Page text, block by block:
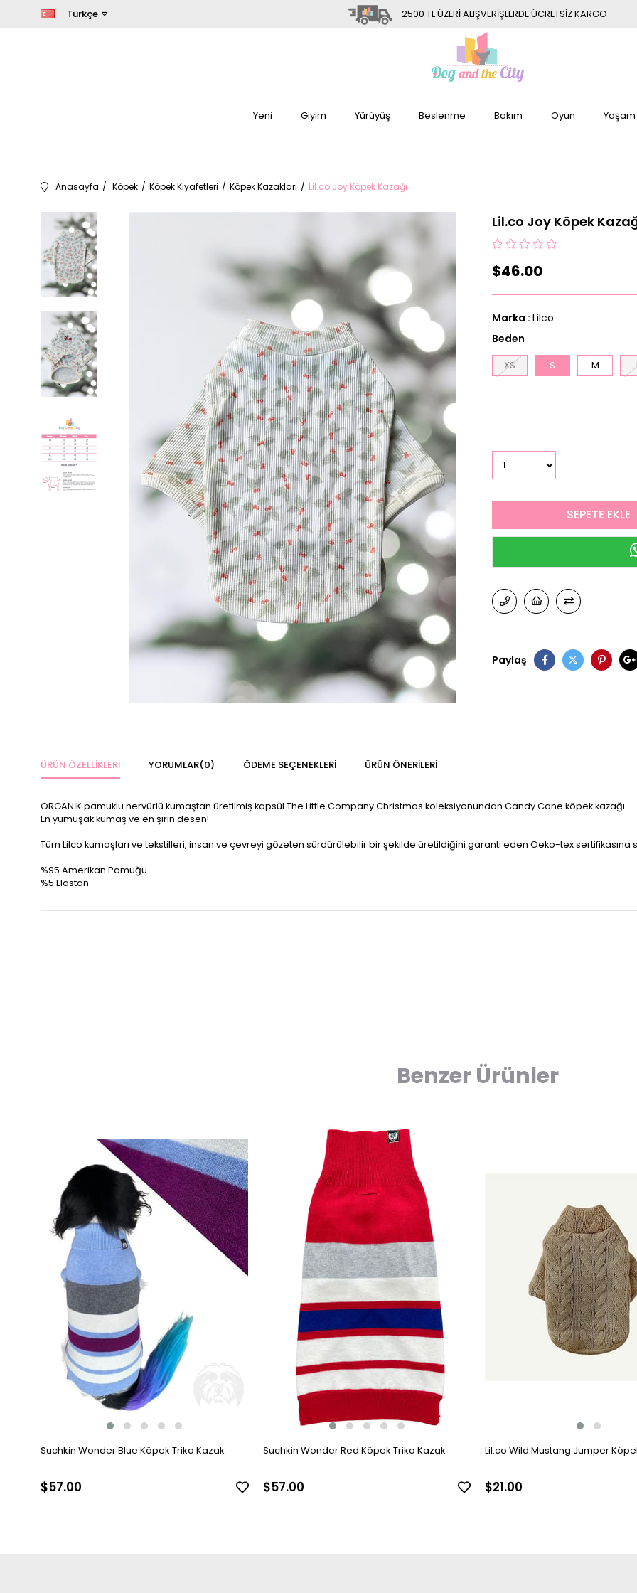
2500 TL ÜZERİ ALIŞVERİŞLERDE ÜCRETSİZ KARGO
Türkçe
Yeni Giyim Yürüyüş Beslenme Bakım Oyun Yaşam
Anasayfa Köpek Köpek Kıyafetleri Köpek Kazakları Lil.co Joy Köpek Kazağı
Lil.co Joy Köpek
$46.00
Marka : Lilco
Beden
XS S M
Paylaş
ÜRÜN ÖZELLIKLERI YORUMLAR(0) ÖDEME SEÇENEKLERI ÜRÜN ÖNERILERI
ORGANİK pamuklu nervürlü kumaştan üretilmiş kapsül The Little Company Christmas koleksiyonundan Candy Cane köpek kazağı.
En yumuşak kumaş ve en şirin desen!
Tüm Lilco kumaşları ve tekstilleri, insan ve çevreyi gözeten sürdürülebilir bir şekilde üretildiğini garanti eden Oeko-tex sertifikasına
%95 Amerikan Pamuğu
%5 Elastan
Benzer Ürünler
Suchkin Wonder Blue Köpek Triko Kazak
$57.00
Suchkin Wonder Red Köpek Triko Kazak
$57.00
Lil.co Wild Mustang Jumper
$21.00